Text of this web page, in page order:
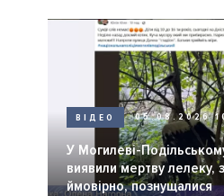
ВІДЕО 05.08.2026
У Могилеві-
виявили мертву лелеку,
ймовірно, познущалися